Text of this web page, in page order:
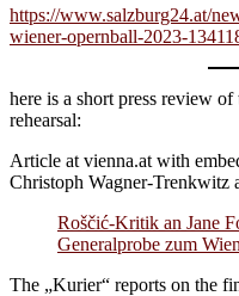
https://www.salzburg24.at/
wiener-opernball-2023-
here is a short press review
rehearsal:
Article at vienna.at with
Christoph Wagner-Trenkwitz
Roščić-Kritik an Jane
Generalprobe zum
The „Kurier“ reports on the